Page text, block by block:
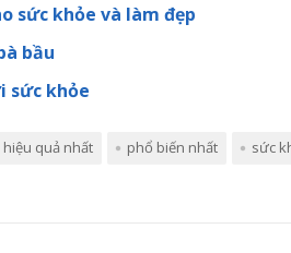
sức khỏe và làm đẹp
bầu
sức khỏe
quả nhất phổ biến nhất
sức